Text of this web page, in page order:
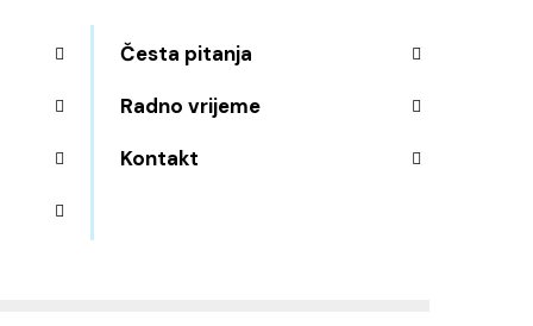
Česta pitanja
Radno vrijeme
Kontakt